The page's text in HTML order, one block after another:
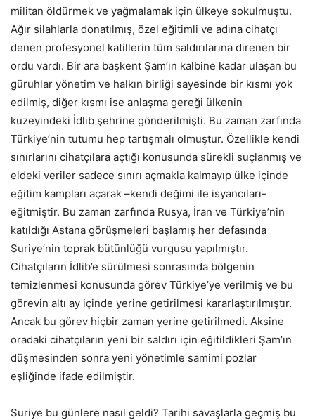
militan öldürmek ve yağmalamak için ülkeye sokulmuştu.
Ağır silahlarla donatılmış, özel eğitimli ve adına cihatçı
denen profesyonel katillerin tüm saldırılarına direnen bir
ordu vardı. Bir ara başkent Şam’ın kalbine kadar ulaşan bu
güruhlar yönetim ve halkın birliği sayesinde bir kısmı yok
edilmiş, diğer kısmı ise anlaşma gereği ülkenin
kuzeyindeki İdlib şehrine gönderilmişti. Bu zaman zarfında
Türkiye’nin tutumu hep tartışmalı olmuştur. Özellikle kendi
sınırlarını cihatçılara açtığı konusunda sürekli suçlanmış ve
eldeki veriler sadece sınırı açmakla kalmayıp ülke içinde
eğitim kampları açarak –kendi değimi ile isyancıları-
eğitmiştir. Bu zaman zarfında Rusya, İran ve Türkiye’nin
katıldığı Astana görüşmeleri başlamış her defasında
Suriye’nin toprak bütünlüğü vurgusu yapılmıştır.
Cihatçıların İdlib’e sürülmesi sonrasında bölgenin
temizlenmesi konusunda görev Türkiye’ye verilmiş ve bu
görevin altı ay içinde yerine getirilmesi kararlaştırılmıştır.
Ancak bu görev hiçbir zaman yerine getirilmedi. Aksine
oradaki cihatçıların yeni bir saldırı için eğitildikleri Şam’ın
düşmesinden sonra yeni yönetimle samimi pozlar
eşliğinde ifade edilmiştir.
Suriye bu günlere nasıl geldi? Tarihi savaşlarla geçmiş bu